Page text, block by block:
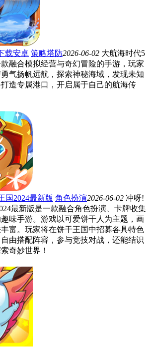
载安卓 策略塔防2026-06-02 大航海时代5
融合模拟经营与奇幻冒险的手游，玩家
气扬帆远航，探索神秘海域，发现未知
造专属港口，开启属于自己的航海传
国2024最新版 角色扮演2026-06-02 冲呀!
最新版是一款融合角色扮演、卡牌收集
味手游。游戏以可爱饼干人为主题，画
富。玩家将在饼干王国中招募各具特色
由搭配阵容，参与竞技对战，还能结识
奇妙世界！